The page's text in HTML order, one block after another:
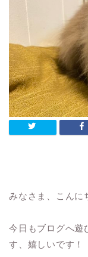
みなさま、こんに
今日もブログへ遊
す、嬉しいです！